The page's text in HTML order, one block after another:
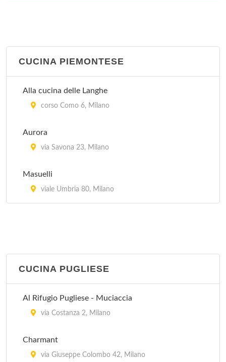
Cantina Piemontese
Casa Fontana 23 Risotti
Da Berti
Da Francesca
viale Argonne 32, Milano
CUCINA PIEMONTESE
Alla cucina delle Langhe
corso Como 6, Milano
Aurora
via Savona 23, Milano
Masuelli
viale Umbria 80, Milano
CUCINA PUGLIESE
Al Rifugio Pugliese - Muciaccia
via Costanza 2, Milano
Charmant
via Giuseppe Colombo 42, Milano